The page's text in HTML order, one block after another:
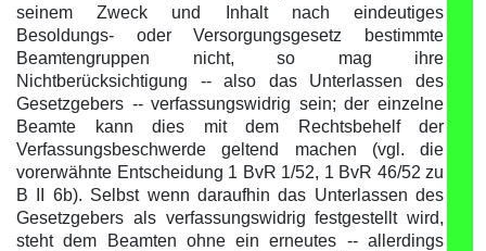
seinem Zweck und Inhalt nach eindeutiges
Besoldungs- oder Versorgungsgesetz bestimmte
Beamtengruppen nicht, so mag ihre
Nichtberücksichtigung -- also das Unterlassen des
Gesetzgebers -- verfassungswidrig sein; der einzelne
Beamte kann dies mit dem Rechtsbehelf der
Verfassungsbeschwerde geltend machen (vgl. die
vorerwähnte Entscheidung 1 BvR 1/52, 1 BvR 46/52 zu
B II 6b). Selbst wenn daraufhin das Unterlassen des
Gesetzgebers als verfassungswidrig festgestellt wird,
steht dem Beamten ohne ein erneutes -- allerdings